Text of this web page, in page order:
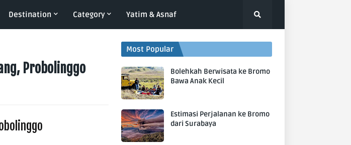
Destination Category Yatim & Asnaf
Probolinggo
Most Popular
Bolehkah Berwisata ke Bromo
Bawa Anak Kecil
Estimasi Perjalanan ke Bromo
dari Surabaya